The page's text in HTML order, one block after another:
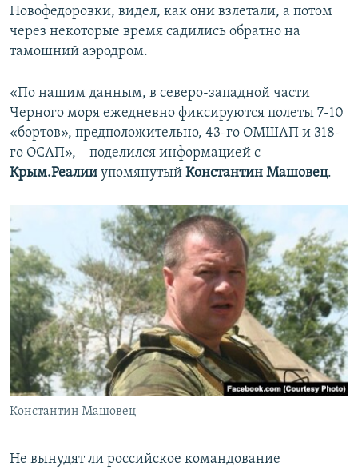
Новофедоровки, видел, как они взлетали, а потом
через некоторые время садились обратно на
тамошний аэродром.
«По нашим данным, в северо-западной части
Черного моря ежедневно фиксируются полеты 7-10
«бортов», предположительно, 43-го ОМШАП и 318-
го ОСАП», – поделился информацией с
Крым.Реалии упомянутый Константин Машовец.
Константин Машовец
Не вынудят ли российское командование